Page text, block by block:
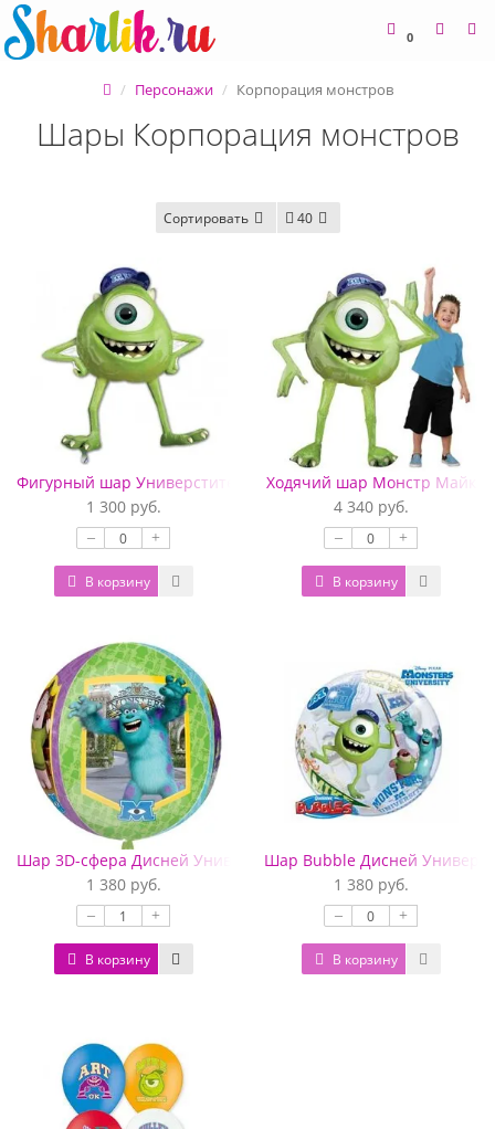
0
Персонажи Корпорация монстров
Шары Корпорация монстров
Сортировать 40
Фигурный шар Универстите Монстров Майк
1 300 руб.
– +
В корзину
Ходячий шар Монстр Майк
4 340 руб.
– +
В корзину
Шар 3D-сфера Дисней Университет монстров
1 380 руб.
– +
В корзину
Шар Bubble Дисней
1 380 руб.
– +
В корзину